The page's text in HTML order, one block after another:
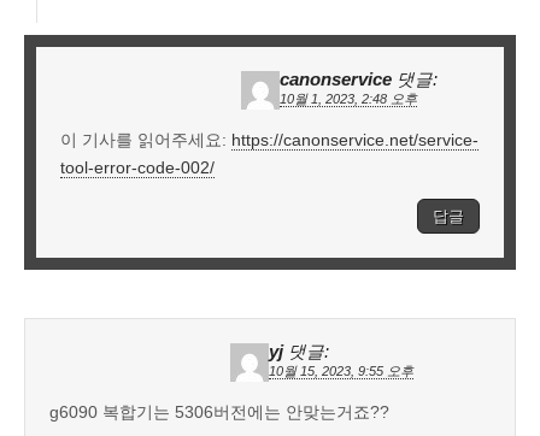
canonservice 댓글:
10월 1, 2023, 2:48 오후
이 기사를 읽어주세요: https://canonservice.net/service-
tool-error-code-002/
답글
yj 댓글:
10월 15, 2023, 9:55 오후
g6090 복합기는 5306버전에는 안맞는거죠??